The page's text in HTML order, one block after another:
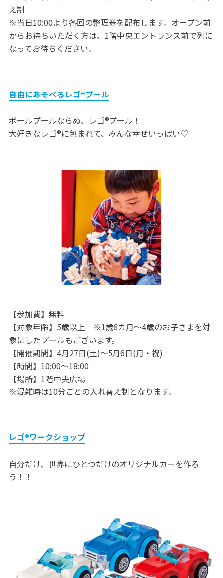
え制
※当日10:00より各回の整理券を配布します。オープン前
からお待ちいただく方は、1階中央エントランス前で列に
なってお待ちください。
自由にあそべるレゴ®プール
ボールプールならぬ、レゴ®プール！
大好きなレゴ®に包まれて、みんな幸せいっぱい♡
【参加費】無料
【対象年齢】5歳以上 ※1歳6カ月～4歳のお子さまを対
象にしたプールもございます。
【開催期間】4月27日(土)～5月6日(月・祝)
【時間】10:00～18:00
【場所】1階中央広場
※混雑時は10分ごとの入れ替え制となります。
レゴ®ワークショップ
自分だけ、世界にひとつだけのオリジナルカーを作ろ
う！！